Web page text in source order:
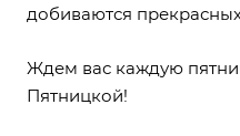
добиваются прекрасных
Ждем вас каждую
Пятницкой!